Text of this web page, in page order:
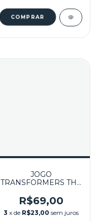
JOGO
TRANSFORMERS THE
WII
R$69,00
3 x de R$23,00 sem juros